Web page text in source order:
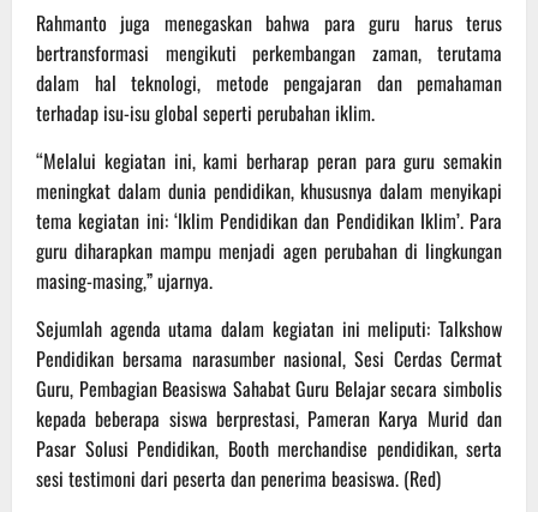
Rahmanto juga menegaskan bahwa para guru harus terus
bertransformasi mengikuti perkembangan zaman, terutama
dalam hal teknologi, metode pengajaran dan pemahaman
terhadap isu-isu global seperti perubahan iklim.
“Melalui kegiatan ini, kami berharap peran para guru semakin
meningkat dalam dunia pendidikan, khususnya dalam menyikapi
tema kegiatan ini: ‘Iklim Pendidikan dan Pendidikan Iklim’. Para
guru diharapkan mampu menjadi agen perubahan di lingkungan
masing-masing,” ujarnya.
Sejumlah agenda utama dalam kegiatan ini meliputi: Talkshow
Pendidikan bersama narasumber nasional, Sesi Cerdas Cermat
Guru, Pembagian Beasiswa Sahabat Guru Belajar secara simbolis
kepada beberapa siswa berprestasi, Pameran Karya Murid dan
Pasar Solusi Pendidikan, Booth merchandise pendidikan, serta
sesi testimoni dari peserta dan penerima beasiswa. (Red)